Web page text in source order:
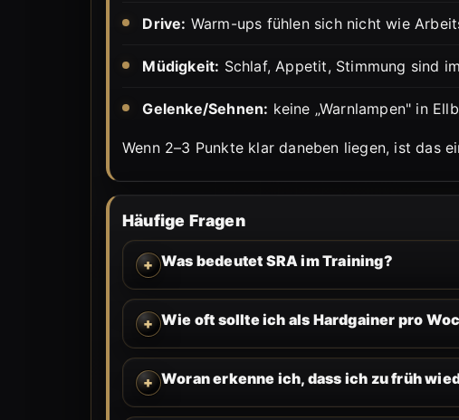
Drive: Warm-ups fühlen sich nicht wie
Müdigkeit: Schlaf, Appetit, Stimmung sind
Gelenke/Sehnen: keine „Warnlampen" in
Wenn 2–3 Punkte klar daneben liegen, ist das
Häufige Fragen
Was bedeutet SRA im Training?
Wie oft sollte ich als Hardgainer pro
Woran erkenne ich, dass ich zu früh